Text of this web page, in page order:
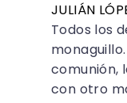
JULIÁN
Todos los
comunión,
con otro